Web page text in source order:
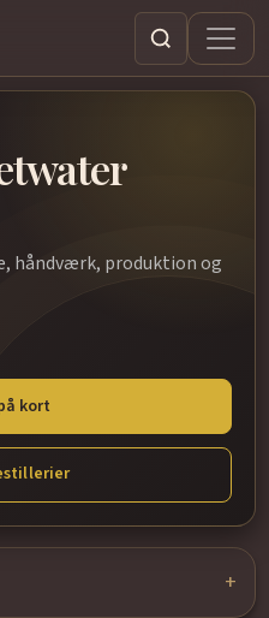
Søg
håndværk, produktion og
kort